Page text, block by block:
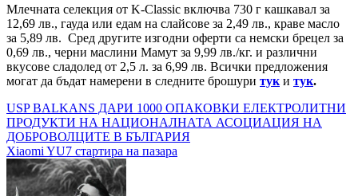
Млечната селекция от K-Classic включва 730 г кашкавал за
12,69 лв., гауда или едам на слайсове за 2,49 лв., краве масло
за 5,89 лв. Сред другите изгодни оферти са немски брецел за
0,69 лв., черни маслини Мамут за 9,99 лв./кг. и различни
вкусове сладолед от 2,5 л. за 6,99 лв. Всички предложения
могат да бъдат намерени в следните брошури тук и тук.
Навигация
USP BALKANS ДАРИ 1000 ОПАКОВКИ ЕЛЕКТРОЛИТНИ
ПРОДУКТИ НА НАЦИОНАЛНАТА АСОЦИАЦИЯ НА
ДОБРОВОЛЦИТЕ В БЪЛГАРИЯ
Xiaomi YU7 стартира на пазара